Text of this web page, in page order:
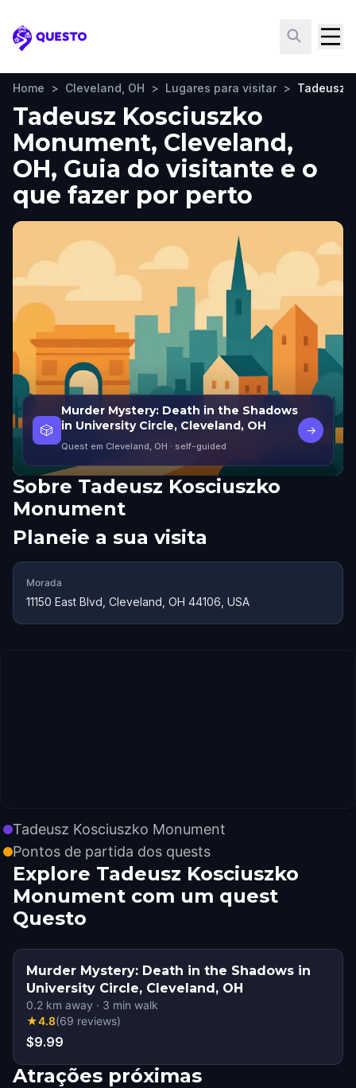
Questo
Home > Cleveland, OH > Lugares para visitar > Tadeusz
Tadeusz Kosciuszko
Monument, Cleveland,
OH, Guia do visitante e o
que fazer por perto
🎲
Murder Mystery: Death in the Shadows
in University Circle, Cleveland, OH
Quest em Cleveland, OH · self-guided
→
Sobre Tadeusz Kosciuszko
Monument
Planeie a sua visita
Morada
11150 East Blvd, Cleveland, OH 44106, USA
Tadeusz Kosciuszko Monument
Pontos de partida dos quests
Explore Tadeusz Kosciuszko
Monument com um quest
Questo
Murder Mystery: Death in the Shadows in
University Circle, Cleveland, OH
0.2 km away · 3 min walk
★4.8(69 reviews)
$9.99
Atrações próximas